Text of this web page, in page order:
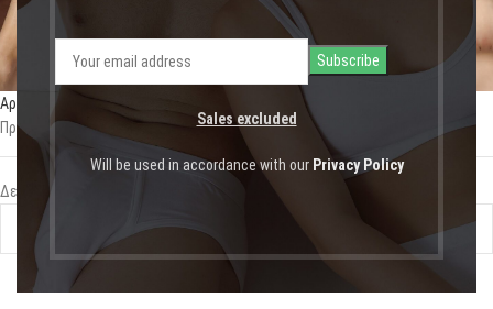
Sales excluded
Will be used in accordance with our Privacy Policy
Αρχική σελίδα
Shop
Προϊόντα με ετικέτα “γυναικεια εσωρουχα μεγαλα μεγεθη”
Δεν βρέθηκε κανένα προϊόν που να ταιριάζει με την επιλογή σας.